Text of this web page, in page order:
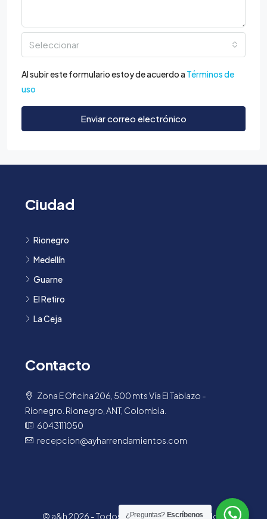
Seleccionar
Al subir este formulario estoy de acuerdo a Términos de
uso
Enviar correo electrónico
Ciudad
Rionegro
Medellín
Guarne
El Retiro
La Ceja
Contacto
Zona E Oficina 206, 500 mts Vía El Tablazo -
Rionegro. Rionegro, ANT, Colombia.
6043111050
recepcion@ayharrendamientos.com
© a&h 2026 - Todos los derechos reservados.
¿Preguntas? Escríbenos